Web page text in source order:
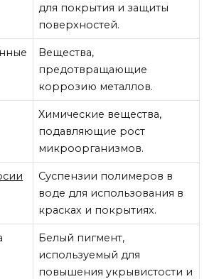
для покрытия и защиты
поверхностей.
Вещества,
предотвращающие
коррозию металлов.
Химические вещества,
подавляющие рост
микроорганизмов.
Суспензии полимеров в
воде для использования в
красках и покрытиях.
Белый пигмент,
используемый для
повышения укрывистости и